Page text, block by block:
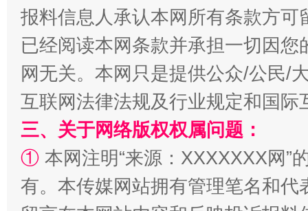
揭批美国五大"原罪" "炒
报料信息人承认本网所有条款方
已经阅读本网条款并承担一切因
网无关。本网只是提供公众/公民/
互联网法律法规及行业规定和国
三、关于网络版权权属问题：
① 本网注明“来源：XXXXXXX网”
有。本传媒网站拥有管理笔名和